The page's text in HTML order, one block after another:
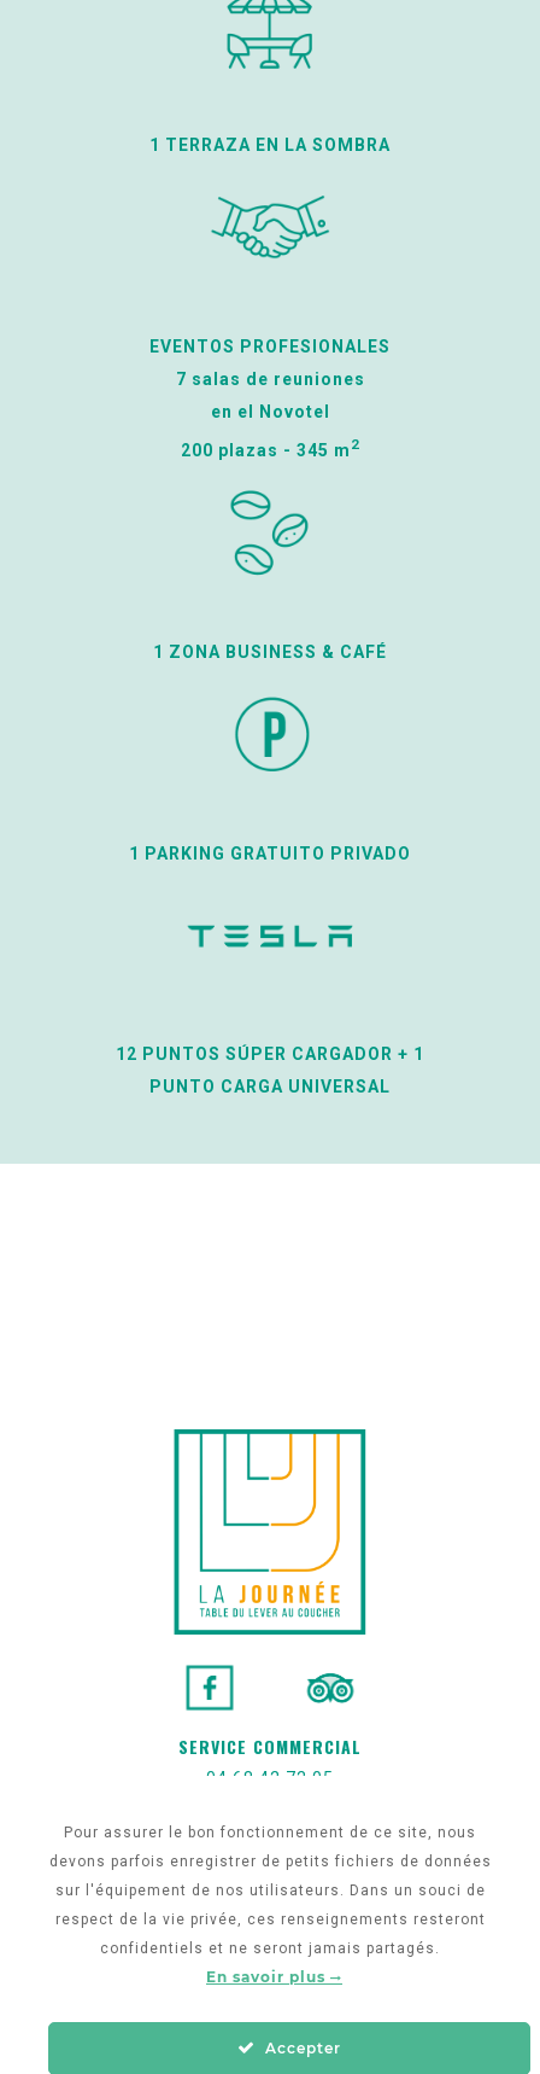
1 TERRAZA EN LA SOMBRA
EVENTOS PROFESIONALES
7 salas de reuniones
en el Novotel
200 plazas - 345 m 2
1 ZONA BUSINESS & CAFÉ
1 PARKING GRATUITO PRIVADO
12 PUNTOS SÚPER CARGADOR + 1
PUNTO CARGA UNIVERSAL
SERVICE COMMERCIAL
04 68 42 72 05
Pour assurer le bon fonctionnement de ce site, nous
devons parfois enregistrer de petits fichiers de données
sur l'équipement de nos utilisateurs. Dans un souci de
respect de la vie privée, ces renseignements resteront
confidentiels et ne seront jamais partagés.
En savoir plus
Accepter